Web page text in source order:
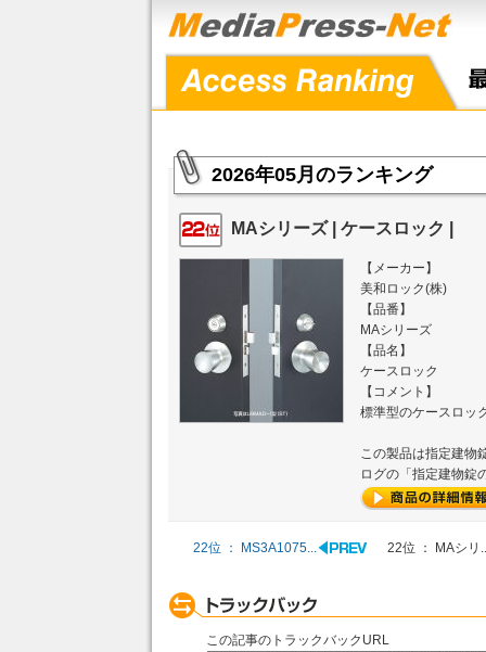
2026年05月のランキング
MAシリーズ | ケースロック |
【メーカー】
美和ロック(株)
【品番】
MAシリーズ
【品名】
ケースロック
【コメント】
標準型のケースロッ
この製品は指定建物
ログの「指定建物錠
22位 ： MS3A1075... 22位 ： MAシリ
この記事のトラックバックURL